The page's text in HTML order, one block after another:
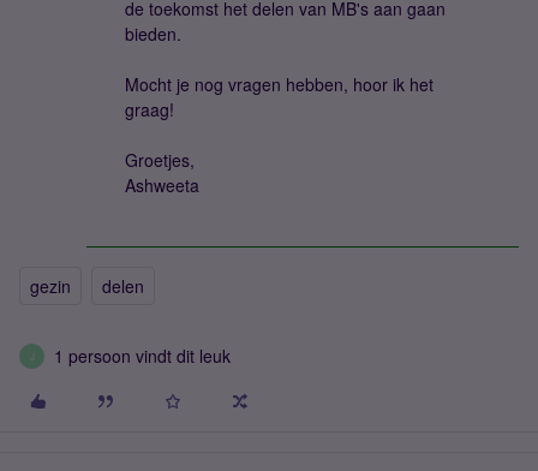
de toekomst het delen van MB's aan gaan
bieden.
Mocht je nog vragen hebben, hoor ik het
graag!
Groetjes,
Ashweeta
gezin delen
J 1 persoon vindt dit leuk